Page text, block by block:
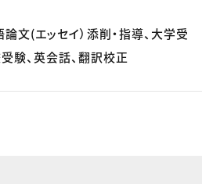
文(エッセイ）添削・指導、大学受
験、英会話、翻訳校正